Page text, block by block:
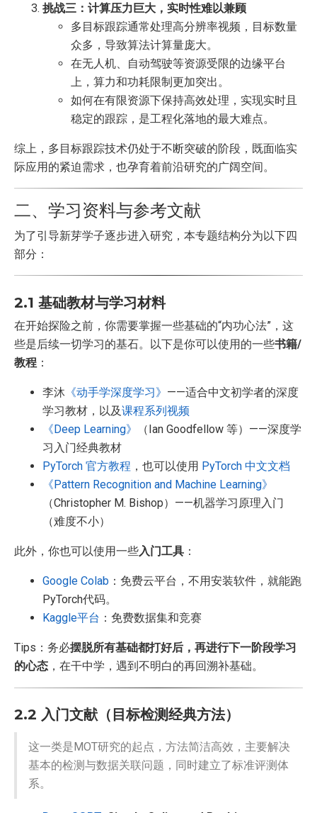
挑战三：计算压力巨大，实时性难以兼顾
多目标跟踪通常处理高分辨率视频，目标数量
众多，导致算法计算量庞大。
在无人机、自动驾驶等资源受限的边缘平台
上，算力和功耗限制更加突出。
如何在有限资源下保持高效处理，实现实时且
稳定的跟踪，是工程化落地的最大难点。
综上，多目标跟踪技术仍处于不断突破的阶段，既面临实
际应用的紧迫需求，也孕育着前沿研究的广阔空间。
二、学习资料与参考文献
为了引导新芽学子逐步进入研究，本专题结构分为以下四
部分：
2.1 基础教材与学习材料
在开始探险之前，你需要掌握一些基础的“内功心法”，这
些是后续一切学习的基石。以下是你可以使用的一些书籍/
教程 ：
李沐 《动手学深度学习》 ——适合中文初学者的深度
学习教材，以及课程系列视频
《Deep Learning》
（Ian Goodfellow 等）——深度学
习入门经典教材
PyTorch 官方教程 ，也可以使用 PyTorch 中文文档
《Pattern Recognition and Machine Learning》
（Christopher M. Bishop）——机器学习原理入门
（难度不小）
此外，你也可以使用一些入门工具 ：
Google Colab ：免费云平台，不用安装软件，就能跑
PyTorch代码。
Kaggle平台 ：免费数据集和竞赛
Tips：务必摆脱所有基础都打好后，再进行下一阶段学习
的心态 ，在干中学，遇到不明白的再回溯补基础。
2.2 入门文献（目标检测经典方法）
这一类是MOT研究的起点，方法简洁高效，主要解决
基本的检测与数据关联问题，同时建立了标准评测体
系。